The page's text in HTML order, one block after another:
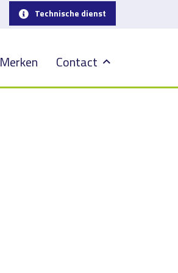
Technische dienst
Merken Contact